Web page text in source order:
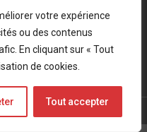
votre expérience
ou des contenus
En cliquant sur « Tout
de cookies.
Tout accepter
- 2022